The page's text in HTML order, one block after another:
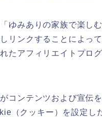
「ゆみありの家族で楽し
リンクすることによっ
たアフィリエイトプロ
コンテンツおよび宣伝
（クッキー）を設定し